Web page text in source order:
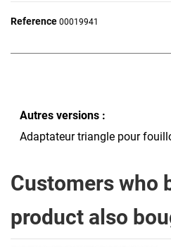
Reference 00019941
Autres versions :
Adaptateur triangle pour
Customers who
product also